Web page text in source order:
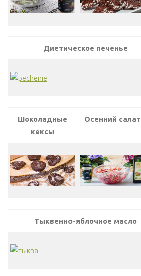
Диетическое печенье
Шоколадные
кексы
Осенний салат
Тыквенно-яблочное масло